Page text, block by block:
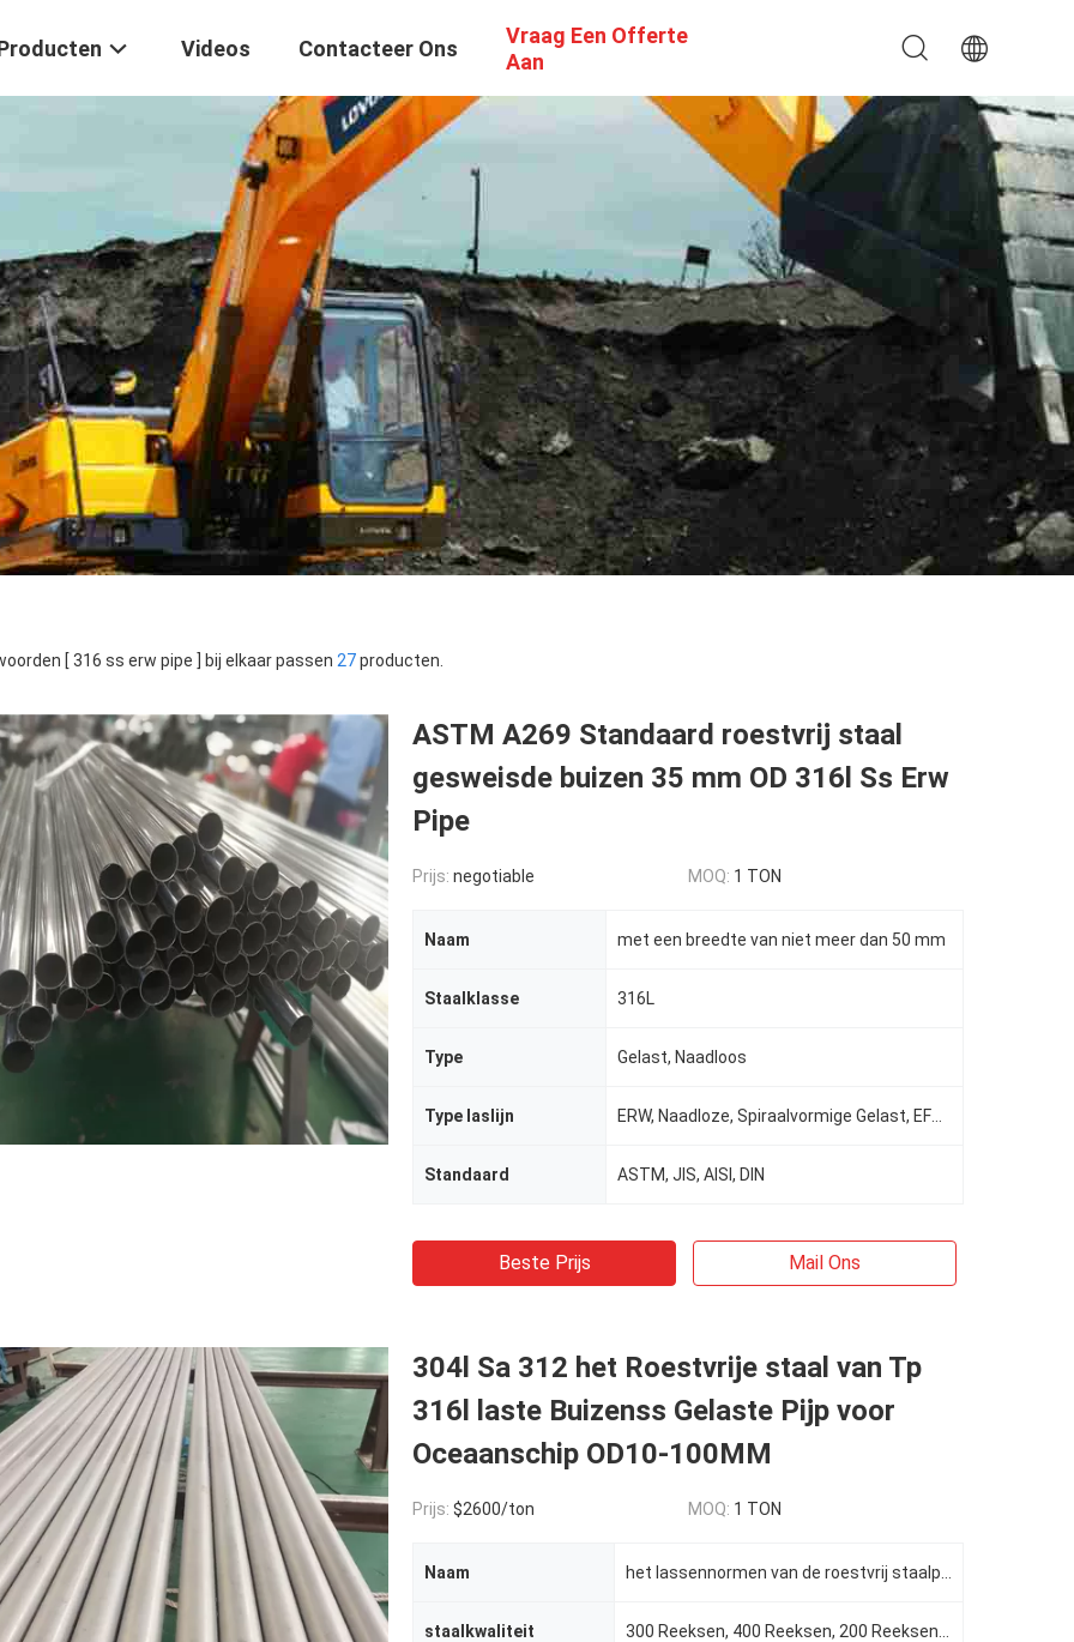
Videos Contacteer Ons
Vraag Een Offerte
Aan
[ 316 ss erw pipe ] bij elkaar passen 27producten.
ASTM A269 Standaard roestvrij staal
gesweisde buizen 35 mm OD 316l Ss Erw
Pipe
Prijs: negotiable MOQ: 1 TON
Naam met een breedte van niet meer dan 50 mm
Staalklasse 316L
Type Gelast, Naadloos
Type laslijn
Standaard ASTM, JIS, AISI, DIN
Beste Prijs Mail Ons
304l Sa 312 het Roestvrije staal van Tp
316l laste Buizenss Gelaste Pijp voor
Oceaanschip OD10-100MM
Prijs: $2600/ton MOQ: 1 TON
Naam
staalkwaliteit